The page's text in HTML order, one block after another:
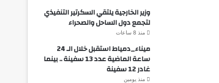
وزير الخارجية يلتقي السكرتير التنفيذي
لتجمع دول الساحل والصحراء
منذ 8 ساعات
ميناء_دمياط استقبل خلال الـ 24
ساعة الماضية عدد 13 سفينة .. بينما
غادر 12 سفينة
منذ يومين